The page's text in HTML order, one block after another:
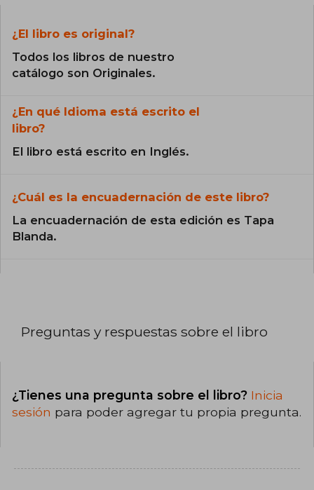
¿El libro es original?
Todos los libros de nuestro
catálogo son Originales.
¿En qué Idioma está escrito el
libro?
El libro está escrito en Inglés.
¿Cuál es la encuadernación de este libro?
La encuadernación de esta edición es Tapa
Blanda.
Preguntas y respuestas sobre el libro
¿Tienes una pregunta sobre el libro? Inicia
sesión para poder agregar tu propia pregunta.